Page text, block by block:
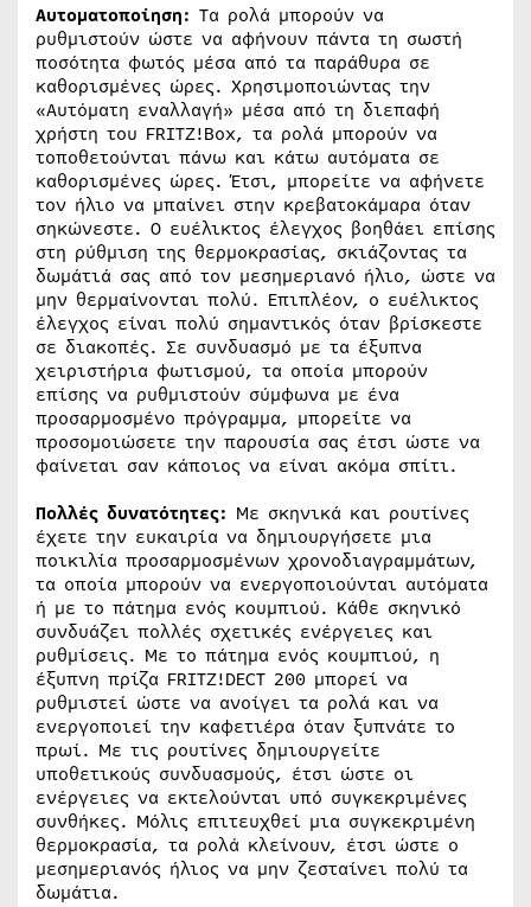
Αυτοματοποίηση: Τα ρολά μπορούν να
ρυθμιστούν ώστε να αφήνουν πάντα τη σωστή
ποσότητα φωτός μέσα από τα παράθυρα σε
καθορισμένες ώρες. Χρησιμοποιώντας την
«Αυτόματη εναλλαγή» μέσα από τη διεπαφή
χρήστη του FRITZ!Box, τα ρολά μπορούν να
τοποθετούνται πάνω και κάτω αυτόματα σε
καθορισμένες ώρες. Έτσι, μπορείτε να αφήνετε
τον ήλιο να μπαίνει στην κρεβατοκάμαρα όταν
σηκώνεστε. Ο ευέλικτος έλεγχος βοηθάει επίσης
στη ρύθμιση της θερμοκρασίας, σκιάζοντας τα
δωμάτιά σας από τον μεσημεριανό ήλιο, ώστε να
μην θερμαίνονται πολύ. Επιπλέον, ο ευέλικτος
έλεγχος είναι πολύ σημαντικός όταν βρίσκεστε
σε διακοπές. Σε συνδυασμό με τα έξυπνα
χειριστήρια φωτισμού, τα οποία μπορούν
επίσης να ρυθμιστούν σύμφωνα με ένα
προσαρμοσμένο πρόγραμμα, μπορείτε να
προσομοιώσετε την παρουσία σας έτσι ώστε να
φαίνεται σαν κάποιος να είναι ακόμα σπίτι.
Πολλές δυνατότητες: Με σκηνικά και ρουτίνες
έχετε την ευκαιρία να δημιουργήσετε μια
ποικιλία προσαρμοσμένων χρονοδιαγραμμάτων,
τα οποία μπορούν να ενεργοποιούνται αυτόματα
ή με το πάτημα ενός κουμπιού. Κάθε σκηνικό
συνδυάζει πολλές σχετικές ενέργειες και
ρυθμίσεις. Με το πάτημα ενός κουμπιού, η
έξυπνη πρίζα FRITZ!DECT 200 μπορεί να
ρυθμιστεί ώστε να ανοίγει τα ρολά και να
ενεργοποιεί την καφετιέρα όταν ξυπνάτε το
πρωί. Με τις ρουτίνες δημιουργείτε
υποθετικούς συνδυασμούς, έτσι ώστε οι
ενέργειες να εκτελούνται υπό συγκεκριμένες
συνθήκες. Μόλις επιτευχθεί μια συγκεκριμένη
θερμοκρασία, τα ρολά κλείνουν, έτσι ώστε ο
μεσημεριανός ήλιος να μην ζεσταίνει πολύ τα
δωμάτια.